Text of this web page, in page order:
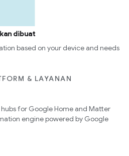
dibuat
based on your device and needs
& LAYANAN
for Google Home and Matter
engine powered by Google